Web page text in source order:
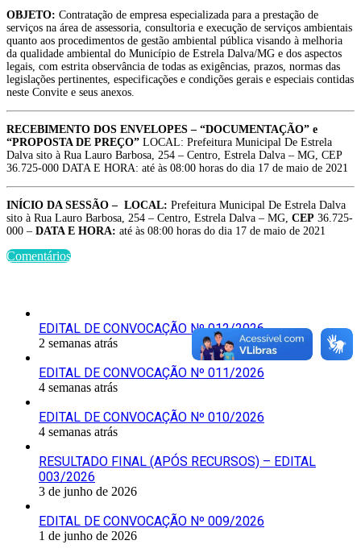
OBJETO: Contratação de empresa especializada para a prestação de
serviços na área de assessoria, consultoria e execução de serviços ambientais
quanto aos procedimentos de gestão ambiental pública visando à melhoria
da qualidade ambiental do Município de Estrela Dalva/MG e dos aspectos
legais, com estrita observância de todas as exigências, prazos, normas das
legislações pertinentes, especificações e condições gerais e especiais contidas
neste Convite e seus anexos.
RECEBIMENTO DOS ENVELOPES – “DOCUMENTAÇÃO” e
“PROPOSTA DE PREÇO” LOCAL: Prefeitura Municipal De Estrela
Dalva sito à Rua Lauro Barbosa, 254 – Centro, Estrela Dalva – MG, CEP
36.725-000 DATA E HORA: até às 08:00 horas do dia 17 de maio de 2021
INÍCIO DA SESSÃO – LOCAL: Prefeitura Municipal De Estrela Dalva
sito à Rua Lauro Barbosa, 254 – Centro, Estrela Dalva – MG, CEP 36.725-
000 – DATA E HORA: até às 08:00 horas do dia 17 de maio de 2021
Comentários
EDITAL DE CONVOCAÇÃO Nº 012/2026
2 semanas atrás
EDITAL DE CONVOCAÇÃO Nº 011/2026
4 semanas atrás
EDITAL DE CONVOCAÇÃO Nº 010/2026
4 semanas atrás
RESULTADO FINAL (APÓS RECURSOS) – EDITAL
003/2026
3 de junho de 2026
EDITAL DE CONVOCAÇÃO Nº 009/2026
1 de junho de 2026